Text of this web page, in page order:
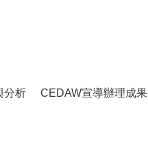
分析 CEDAW宣導辦理成果